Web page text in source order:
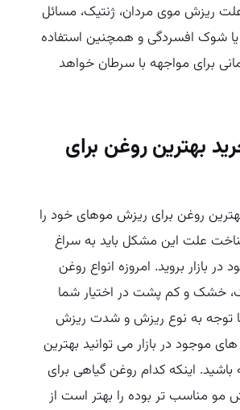
ریزش موی مردان، ژنتیک، مسائل
شوک افسردگی و همچنین استفاده
برای مواجهه با سرطان خواهد
بهترین روغن برای
روغن برای ریزش موهای خود را
شناخت علت این مشکل باید به سراغ
بازار بروید. امروزه انواع روغن
خشک و کم پشت در اختیار شما
با توجه به نوع ریزش و شدت ریزش
موجود در بازار می‌ توانید بهترین
باشید. اینکه کدام روغن گیاهی برای
مو مناسب تر بوده را بهتر است از